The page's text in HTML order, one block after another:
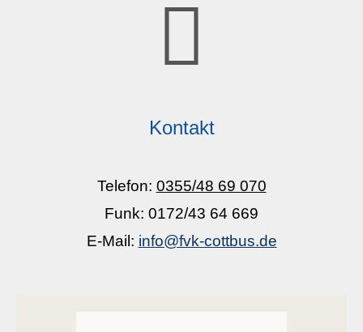
Kontakt
Telefon: 0355/48 69 070
Funk: 0172/43 64 669
E-Mail: info@fvk-cottbus.de